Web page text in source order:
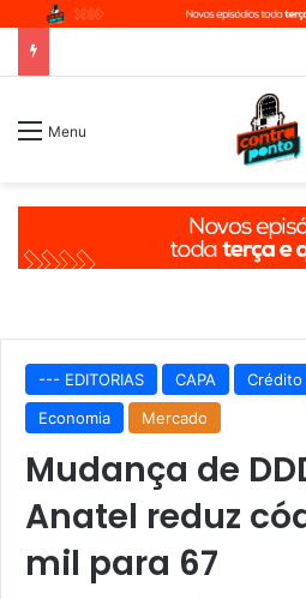
Menu
--- EDITORIAS CAPA
Crédito
Economia
Mercado
Mudança de
Anatel reduz
mil para 67